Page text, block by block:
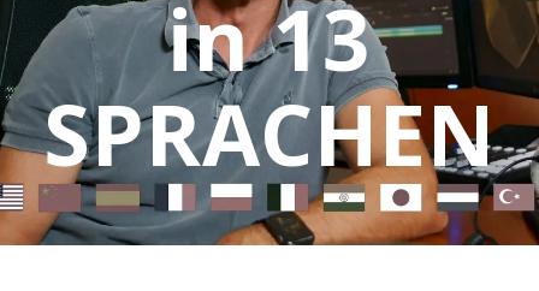
in 13
SPRACHEN